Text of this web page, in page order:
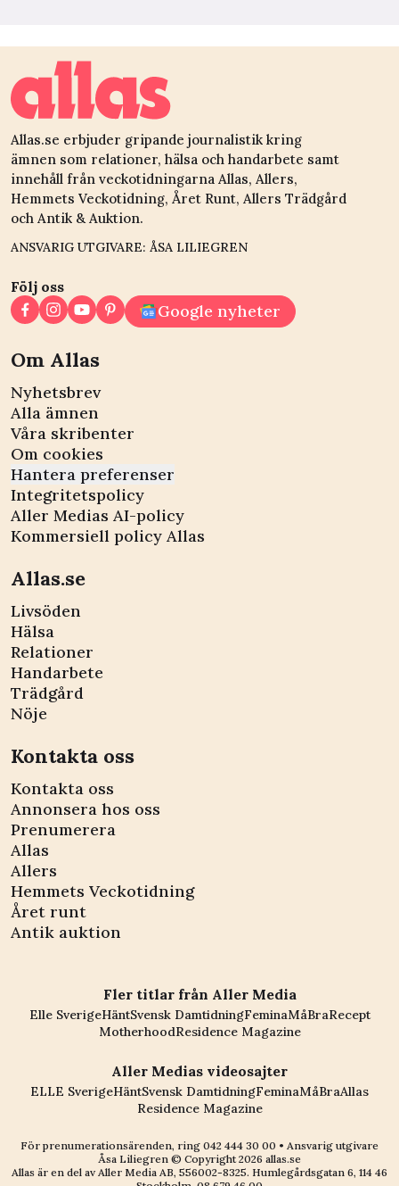
Allas.se erbjuder gripande journalistik kring
ämnen som relationer, hälsa och handarbete samt
innehåll från veckotidningarna Allas, Allers,
Hemmets Veckotidning, Året Runt, Allers Trädgård
och Antik & Auktion.
ANSVARIG UTGIVARE: ÅSA LILIEGREN
Följ oss
Google nyheter
Om Allas
Nyhetsbrev
Alla ämnen
Våra skribenter
Om cookies
Hantera preferenser
Integritetspolicy
Aller Medias AI-policy
Kommersiell policy Allas
Allas.se
Livsöden
Hälsa
Relationer
Handarbete
Trädgård
Nöje
Kontakta oss
Kontakta oss
Annonsera hos oss
Prenumerera
Allas
Allers
Hemmets Veckotidning
Året runt
Antik auktion
Fler titlar från Aller Media
Elle SverigeHäntSvensk DamtidningFeminaMåBraRecept
MotherhoodResidence Magazine
Aller Medias videosajter
ELLE SverigeHäntSvensk DamtidningFeminaMåBraAllas
Residence Magazine
För prenumerationsärenden, ring 042 444 30 00 • Ansvarig utgivare
Åsa Liliegren © Copyright2026 allas.se
Allas är en del av Aller Media AB, 556002-8325. Humlegårdsgatan 6, 114 46